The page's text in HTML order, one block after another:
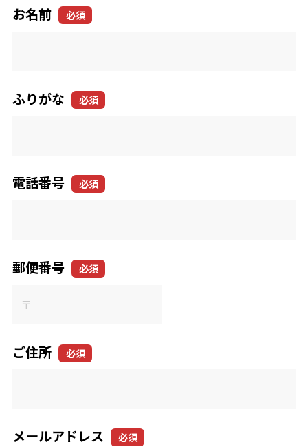
お名前 必須
ふりがな 必須
電話番号 必須
郵便番号 必須
ご住所 必須
メールアドレス 必須